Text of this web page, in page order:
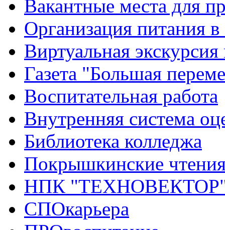
Вакантные места для
Организация питания в
Виртуальная
Газета "Большая
Воспитательная работа
Внутренняя система
Библиотека колледжа
Покрышкинские
НПК
СПОкарьера